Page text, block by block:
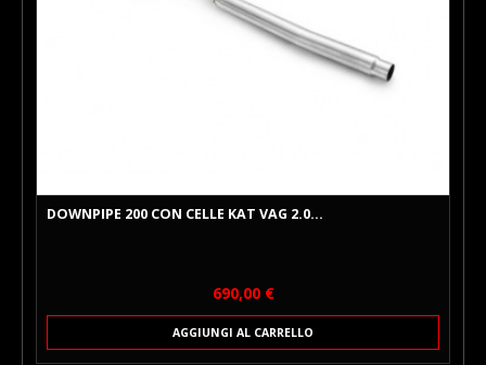
DOWNPIPE 200 CON CELLE KAT VAG 2.0...
Prezzo
690,00 €
AGGIUNGI AL CARRELLO